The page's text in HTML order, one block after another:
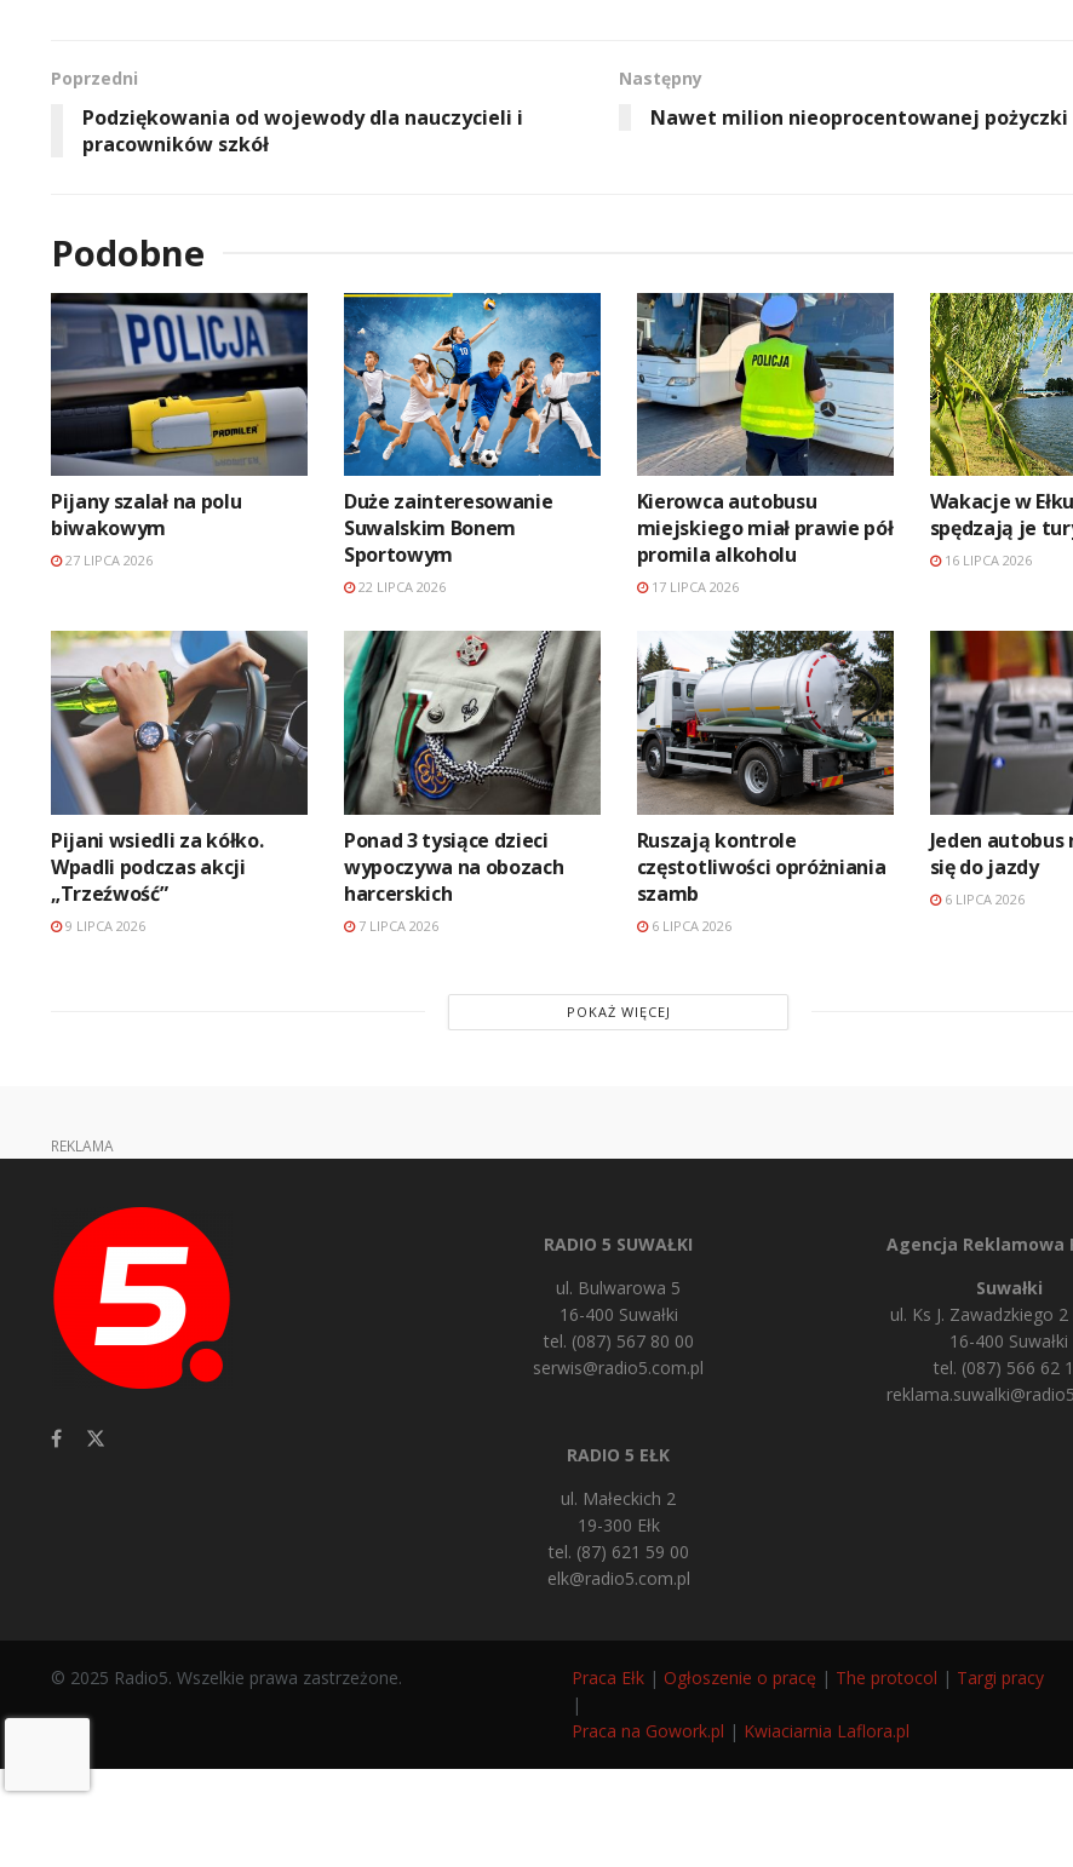
Poprzedni
Podziękowania od wojewody dla nauczycieli i
pracowników szkół
Następny
Nawet milion nieoprocentowanej pożyczki
Podobne
Pijany szalał na polu
biwakowym
27 LIPCA 2026
Duże zainteresowanie
Suwalskim Bonem
Sportowym
22 LIPCA 2026
Kierowca autobusu
miejskiego miał prawie pół
promila alkoholu
17 LIPCA 2026
Wakacje w
spędzają je
16 LIPCA 2026
Pijani wsiedli za kółko.
Wpadli podczas akcji
„Trzeźwość”
9 LIPCA 2026
Ponad 3 tysiące dzieci
wypoczywa na obozach
harcerskich
7 LIPCA 2026
Ruszają kontrole
częstotliwości opróżniania
szamb
6 LIPCA 2026
Jeden autobus
się do jazdy
6 LIPCA 2026
POKAŻ WIĘCEJ
REKLAMA
RADIO 5 SUWAŁKI
ul. Bulwarowa 5
16-400 Suwałki
tel. (087) 567 80 00
serwis@radio5.com.pl
RADIO 5 EŁK
ul. Małeckich 2
19-300 Ełk
tel. (87) 621 59 00
elk@radio5.com.pl
Agencja Reklamowa
Suwałki
ul. Ks J. Zawadzkiego 2
16-400 Suwałki
tel. (087) 566 62
© 2025 Radio5. Wszelkie prawa zastrzeżone. Praca Ełk | Ogłoszenie o pracę | The protocol | Targi pracy
|
Praca na Gowork.pl | Kwiaciarnia Laflora.pl